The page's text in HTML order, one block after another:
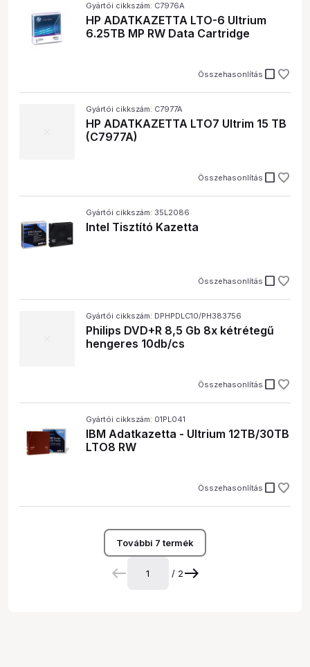
Gyártói cikkszám: C7976A
HP ADATKAZETTA LTO-6 Ultrium
6.25TB MP RW Data Cartridge
Összehasonlítás check_box_outline_blank
Gyártói cikkszám: C7977A
HP ADATKAZETTA LTO7 Ultrim 15 TB
(C7977A)
Összehasonlítás check_box_outline_blank
Gyártói cikkszám: 35L2086
Intel Tisztító Kazetta
Összehasonlítás check_box_outline_blank
Gyártói cikkszám: DPHPDLC10/PH383756
Philips DVD+R 8,5 Gb 8x kétrétegű
hengeres 10db/cs
Összehasonlítás check_box_outline_blank
Gyártói cikkszám: 01PL041
IBM Adatkazetta - Ultrium 12TB/30TB
LTO8 RW
Összehasonlítás check_box_outline_blank
További 7 termék
/ 2